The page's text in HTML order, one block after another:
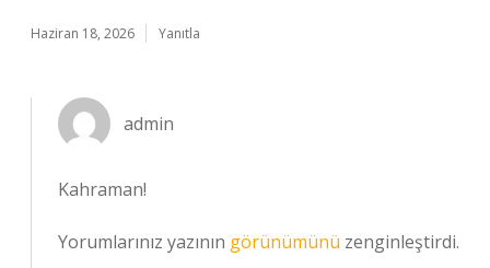
Haziran 18, 2026 Yanıtla
admin
Kahraman!
Yorumlarınız yazının görünümünü zenginleştirdi.